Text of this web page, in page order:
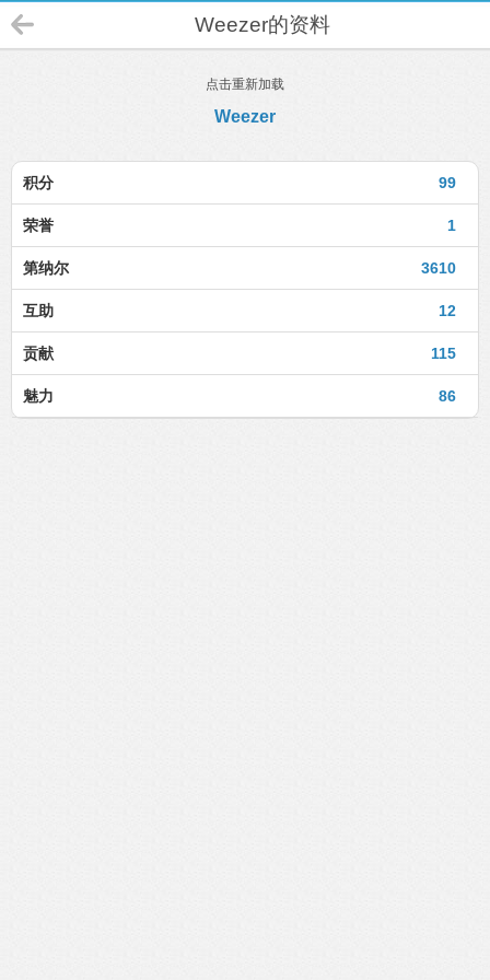
Weezer的资料
点击重新加载
Weezer
99
积分
1
荣誉
3610
第纳尔
12
互助
115
贡献
86
魅力